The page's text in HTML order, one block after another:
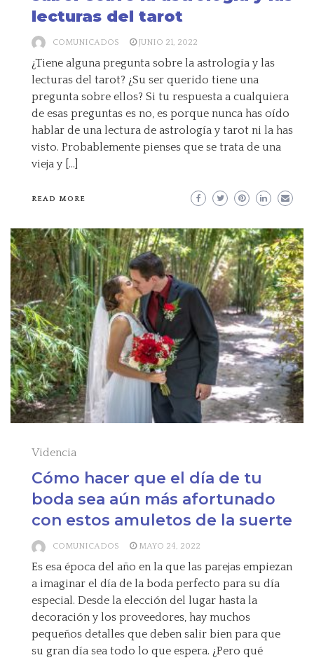
lecturas del tarot
COMUNICADOS JUNIO 21, 2022
¿Tiene alguna pregunta sobre la astrología y las
lecturas del tarot? ¿Su ser querido tiene una
pregunta sobre ellos? Si tu respuesta a cualquiera
de esas preguntas es no, es porque nunca has oído
hablar de una lectura de astrología y tarot ni la has
visto. Probablemente pienses que se trata de una
vieja y […]
READ MORE
Videncia
Cómo hacer que el día de tu
boda sea aún más afortunado
con estos amuletos de la suerte
COMUNICADOS MAYO 24, 2022
Es esa época del año en la que las parejas empiezan
a imaginar el día de la boda perfecto para su día
especial. Desde la elección del lugar hasta la
decoración y los proveedores, hay muchos
pequeños detalles que deben salir bien para que
su gran día sea todo lo que espera. ¿Pero qué